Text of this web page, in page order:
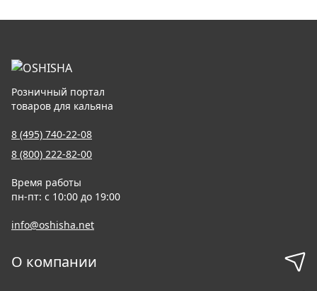
Розничный портал
товаров для кальяна
8 (495) 740-22-08
8 (800) 222-82-00
Время работы
пн-пт: с 10:00 до 19:00
info@oshisha.net
О компании